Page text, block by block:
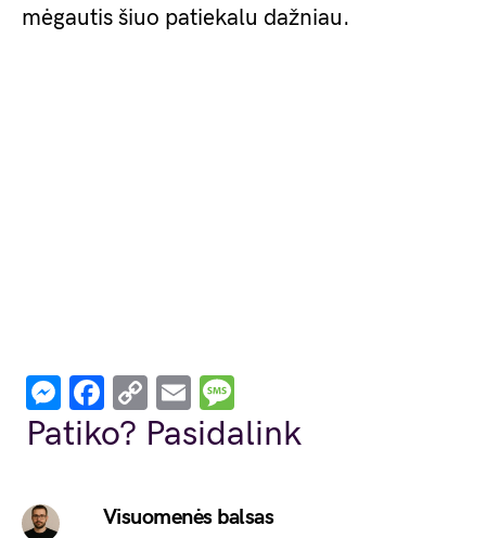
mėgautis šiuo patiekalu dažniau.
Messenger
Facebook
Copy
Link
Email
Patiko? Pasidalink
Visuomenės balsas